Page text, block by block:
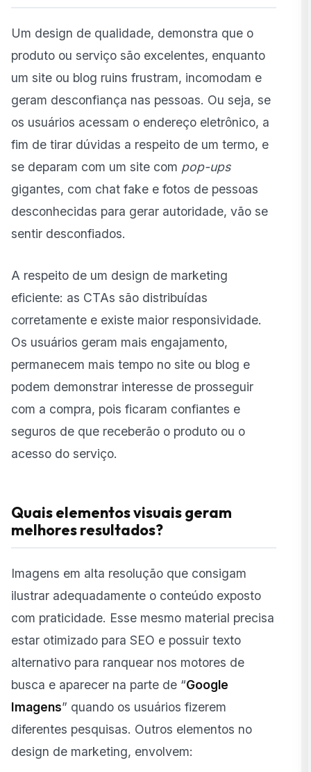
Um design de qualidade, demonstra que o
produto ou serviço são excelentes, enquanto
um site ou blog ruins frustram, incomodam e
geram desconfiança nas pessoas. Ou seja, se
os usuários acessam o endereço eletrônico, a
fim de tirar dúvidas a respeito de um termo, e
se deparam com um site com pop-ups
gigantes, com chat fake e fotos de pessoas
desconhecidas para gerar autoridade, vão se
sentir desconfiados.
A respeito de um design de marketing
eficiente: as CTAs são distribuídas
corretamente e existe maior responsividade.
Os usuários geram mais engajamento,
permanecem mais tempo no site ou blog e
podem demonstrar interesse de prosseguir
com a compra, pois ficaram confiantes e
seguros de que receberão o produto ou o
acesso do serviço.
Quais elementos visuais geram
melhores resultados?
Imagens em alta resolução que consigam
ilustrar adequadamente o conteúdo exposto
com praticidade. Esse mesmo material precisa
estar otimizado para SEO e possuir texto
alternativo para ranquear nos motores de
busca e aparecer na parte de “Google
Imagens” quando os usuários fizerem
diferentes pesquisas. Outros elementos no
design de marketing, envolvem: